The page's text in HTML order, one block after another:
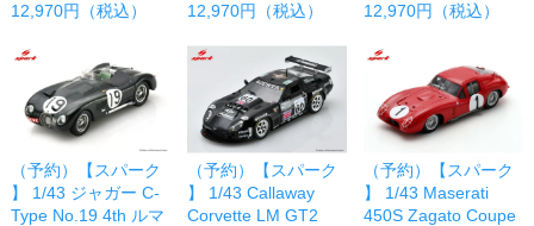
12,970円（税込）
12,970円（税込）
12,970円（税込）
（予約）【スパーク
】 1/43 ジャガー C-
Type No.19 4th ルマ
（予約）【スパーク
】 1/43 Callaway
Corvette LM GT2
（予約）【スパーク
】 1/43 Maserati
450S Zagato Coupe